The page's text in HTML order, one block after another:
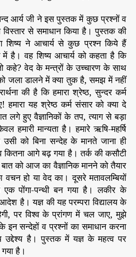
आर्य जी ने इस पुस्तक में कुछ प्रश्नों व
से समाधान किया है। पुस्तक की
शिष्य ने आचार्य से कुछ प्रश्न किये हैं
है। वह शिष्य आचार्य को कहता है कि
कहे? वेद के मन्त्रों के उच्चारण के साथ
को जला डालने में क्या तुक है, समझ में नहीं
की है कि हमारा श्रेष्ठ, सुन्दर कर्म
हमारा यह श्रेष्ठ कर्म संसार को क्या दे
लगे हुए वैज्ञानिकों के तप, त्याग से बड़ा
हमारी मान्यता है। हमारे ऋषि-महर्षि
को बिना सन्देह के मानते जाना ही
कितना आगे बढ़ गया है। तर्क की कसौटी
को आज का वैज्ञानिक मानने को तैयार
वचन हो या वेद का। दूसरे मतावलम्बियों
एक पोंगा-पन्थी बन गया है। लकीर के
है। यज्ञ की यह परम्परा विद्यालय के
पर विश्व के प्रांगण में चल जाए, मुझे
इन सन्देहों व प्रश्नों का समाधान करना
है। पुस्तक में यज्ञ के महत्व पर
है।